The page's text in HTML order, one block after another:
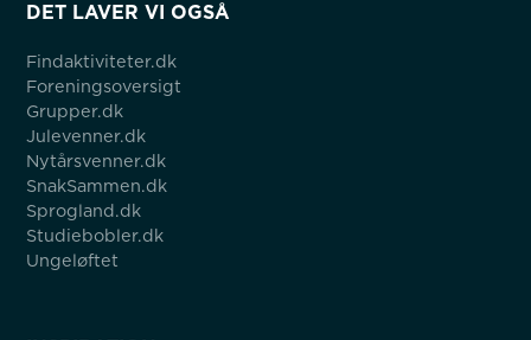
DET LAVER VI OGSÅ
Findaktiviteter.dk
Foreningsoversigt
Grupper.dk
Julevenner.dk
Nytårsvenner.dk
SnakSammen.dk
Sprogland.dk
Studiebobler.dk
Ungeløftet